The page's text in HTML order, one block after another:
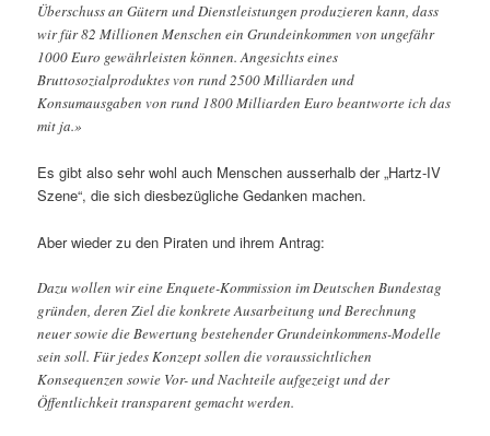
Überschuss an Gütern und Dienstleistungen produzieren kann, dass
wir für 82 Millionen Menschen ein Grundeinkommen von ungefähr
1000 Euro gewährleisten können. Angesichts eines
Bruttosozialproduktes von rund 2500 Milliarden und
Konsumausgaben von rund 1800 Milliarden Euro beantworte ich das
mit ja.»
Es gibt also sehr wohl auch Menschen ausserhalb der „Hartz-IV
Szene“, die sich diesbezügliche Gedanken machen.
Aber wieder zu den Piraten und ihrem Antrag:
Dazu wollen wir eine Enquete-Kommission im Deutschen Bundestag
gründen, deren Ziel die konkrete Ausarbeitung und Berechnung
neuer sowie die Bewertung bestehender Grundeinkommens-Modelle
sein soll. Für jedes Konzept sollen die voraussichtlichen
Konsequenzen sowie Vor- und Nachteile aufgezeigt und der
Öffentlichkeit transparent gemacht werden.